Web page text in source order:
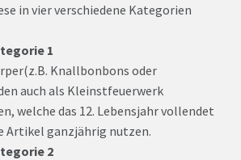
in vier verschiedene Kategorien
1
Knallbonbons oder
auch als Kleinstfeuerwerk
welche das 12. Lebensjahr vollendet
Artikel ganzjährig nutzen.
2